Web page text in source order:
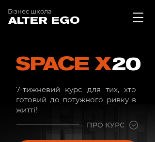
ALTER EGO
Бізнес школа
SPACE X20
7-тижневий курс для тих, хто
готовий до потужного ривку в
житті!
ПРО КУРС